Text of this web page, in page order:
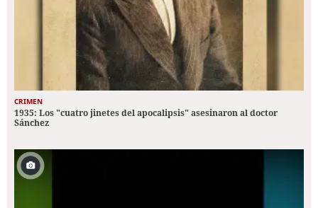
CRIMEN
1935: Los "cuatro jinetes del apocalipsis" asesinaron al doctor
Sánchez